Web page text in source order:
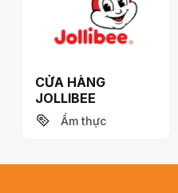
CỬA HÀNG
JOLLIBEE
Ẩm thực